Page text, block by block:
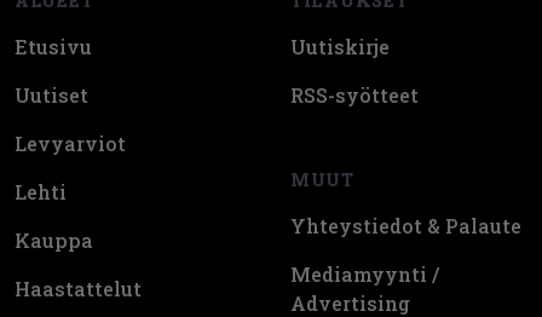
Etusivu
Uutiset
Levyarviot
Lehti
Kauppa
Haastattelut
Uutiskirje
RSS-syötteet
MUUT
Yhteystiedot & Palaute
Mediamyynti /
Advertising